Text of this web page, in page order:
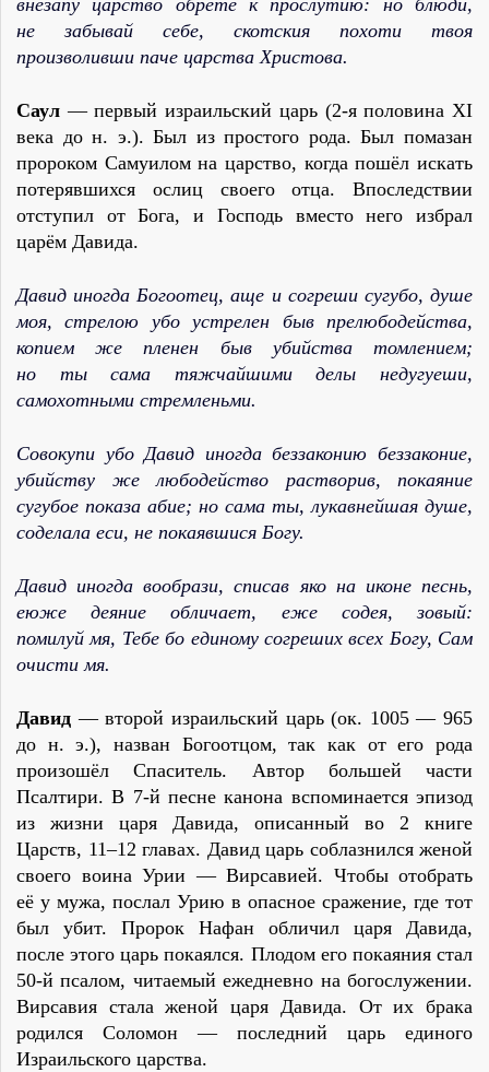
внезапу царство обрете к прослутию: но блюди,
не забывай себе, скотския похоти твоя
произволивши паче царства Христова.
Саул — первый израильский царь (2‑я половина XI
века до н. э.). Был из простого рода. Был помазан
пророком Самуилом на царство, когда пошёл искать
потерявшихся ослиц своего отца. Впоследствии
отступил от Бога, и Господь вместо него избрал
царём Давида.
Давид иногда Богоотец, аще и согреши сугубо, душе
моя, стрелою убо устрелен быв прелюбодейства,
копием же пленен быв убийства томлением;
но ты сама тяжчайшими делы недугуеши,
самохотными стремленьми.
Совокупи убо Давид иногда беззаконию беззаконие,
убийству же любодейство растворив, покаяние
сугубое показа абие; но сама ты, лукавнейшая душе,
соделала еси, не покаявшися Богу.
Давид иногда вообрази, списав яко на иконе песнь,
еюже деяние обличает, еже содея, зовый:
помилуй мя, Тебе бо единому согреших всех Богу, Сам
очисти мя.
Давид — второй израильский царь (ок. 1005 — 965
до н. э.), назван Богоотцом, так как от его рода
произошёл Спаситель. Автор большей части
Псалтири. В 7‑й песне канона вспоминается эпизод
из жизни царя Давида, описанный во 2 книге
Царств, 11–12 главах. Давид царь соблазнился женой
своего воина Урии — Вирсавией. Чтобы отобрать
её у мужа, послал Урию в опасное сражение, где тот
был убит. Пророк Нафан обличил царя Давида,
после этого царь покаялся. Плодом его покаяния стал
50‑й псалом, читаемый ежедневно на богослужении.
Вирсавия стала женой царя Давида. От их брака
родился Соломон — последний царь единого
Израильского царства.